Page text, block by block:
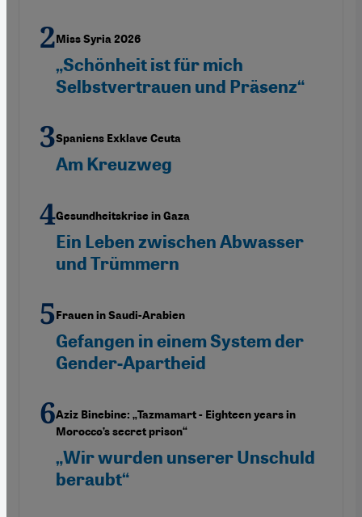
Miss Syria 2026
„Schönheit ist für mich
Selbstvertrauen und Präsenz“
Spaniens Exklave Ceuta
Am Kreuzweg
Gesundheitskrise in Gaza
Ein Leben zwischen Abwasser
und Trümmern
Frauen in Saudi-Arabien
Gefangen in einem System der
Gender-Apartheid
Aziz Binebine: „Tazmamart - Eighteen years in
Morocco’s secret prison“
„Wir wurden unserer Unschuld
beraubt“